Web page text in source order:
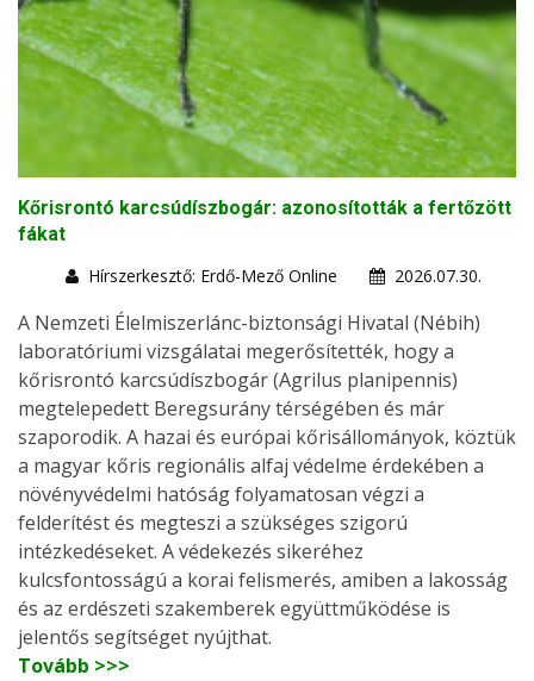
Kőrisrontó karcsúdíszbogár: azonosították a fertőzött
fákat
Hírszerkesztő: Erdő-Mező Online
2026.07.30.
A Nemzeti Élelmiszerlánc-biztonsági Hivatal (Nébih)
laboratóriumi vizsgálatai megerősítették, hogy a
kőrisrontó karcsúdíszbogár (Agrilus planipennis)
megtelepedett Beregsurány térségében és már
szaporodik. A hazai és európai kőrisállományok, köztük
a magyar kőris regionális alfaj védelme érdekében a
növényvédelmi hatóság folyamatosan végzi a
felderítést és megteszi a szükséges szigorú
intézkedéseket. A védekezés sikeréhez
kulcsfontosságú a korai felismerés, amiben a lakosság
és az erdészeti szakemberek együttműködése is
jelentős segítséget nyújthat.
Tovább >>>